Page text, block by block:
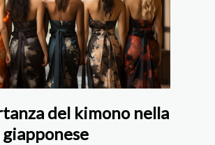
del kimono nella